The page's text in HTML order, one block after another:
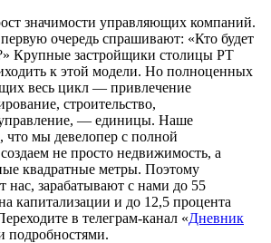
значимости управляющих компаний.
очередь спрашивают: «Кто будет
Крупные застройщики столицы РТ
к этой модели. Но полноценных
весь цикл — привлечение
строительство,
— единицы. Наше
что мы девелопер с полной
не просто недвижимость, а
квадратные метры. Поэтому
нас, зарабатывают с нами до 55
капитализации и до 12,5 процента
в телеграм-канал «Дневник
подробностями.